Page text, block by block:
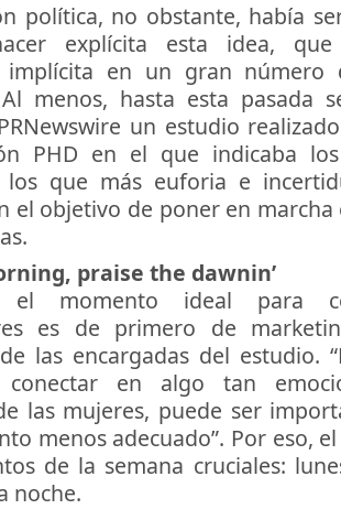
política, no obstante, había
explícita esta idea,
implícita en un gran número
menos, hasta esta pasada
un estudio
PHD en el que indicaba
los que más euforia e
el objetivo de poner en
praise the dawnin’
el momento ideal para
es de primero de
las encargadas del estudio.
conectar en algo tan
las mujeres, puede ser
menos adecuado”. Por eso,
de la semana cruciales:
noche.